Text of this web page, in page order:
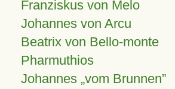
Franziskus von Melo
Johannes von Arcu
Beatrix von Bello-monte
Pharmuthios
Johannes vom Brunnen